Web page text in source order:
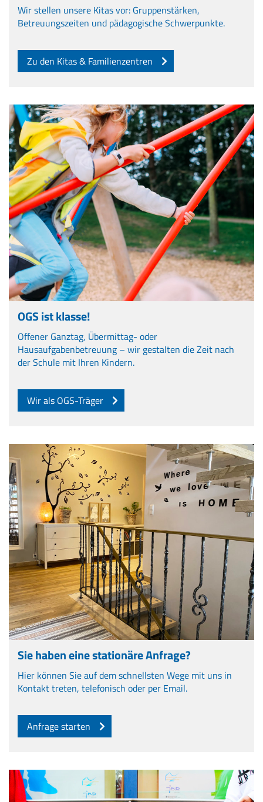
Wir stellen unsere Kitas vor: Gruppenstärken,
Betreuungszeiten und pädagogische Schwerpunkte.
Zu den Kitas & Familienzentren
OGS ist klasse!
Offener Ganztag, Übermittag- oder
Hausaufgabenbetreuung – wir gestalten die Zeit nach
der Schule mit Ihren Kindern.
Wir als OGS-Träger
Sie haben eine stationäre Anfrage?
Hier können Sie auf dem schnellsten Wege mit uns in
Kontakt treten, telefonisch oder per Email.
Anfrage starten